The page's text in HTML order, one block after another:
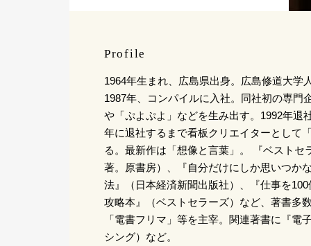
Profile
1964年生まれ、広島県出身。広島修道大学
1987年、コンパイルに入社。同社初の専門
や「ぷよぷよ」などを生み出す。1992年退
年に退社するまで看板クリエイターとして
る。最新作は「想像と言葉」。 『ベストセ
著。原書房）、『自分だけにしか思いつか
法』（日本経済新聞出版社）、『仕事を
攻略本』（ベストセラーズ）など、著書多
「電書フリマ」等を主宰。関連著書に『電
シング）など。